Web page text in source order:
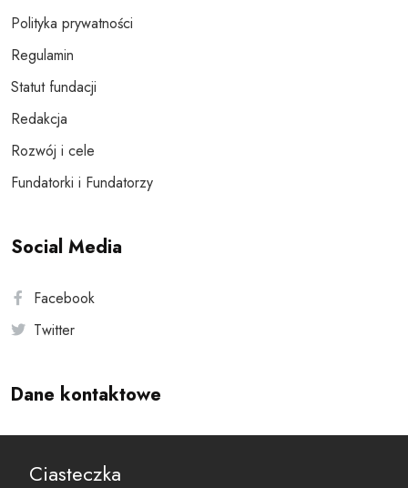
Polityka prywatności
Regulamin
Statut fundacji
Redakcja
Rozwój i cele
Fundatorki i Fundatorzy
Social Media
Facebook
Twitter
Dane kontaktowe
reset@resetobywatelski.pl
Ciasteczka